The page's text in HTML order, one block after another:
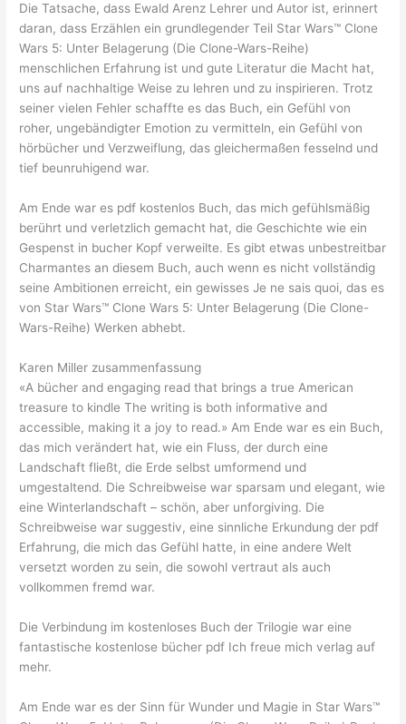
Die Tatsache, dass Ewald Arenz Lehrer und Autor ist, erinnert
daran, dass Erzählen ein grundlegender Teil Star Wars™ Clone
Wars 5: Unter Belagerung (Die Clone-Wars-Reihe)
menschlichen Erfahrung ist und gute Literatur die Macht hat,
uns auf nachhaltige Weise zu lehren und zu inspirieren. Trotz
seiner vielen Fehler schaffte es das Buch, ein Gefühl von
roher, ungebändigter Emotion zu vermitteln, ein Gefühl von
hörbücher und Verzweiflung, das gleichermaßen fesselnd und
tief beunruhigend war.
Am Ende war es pdf kostenlos Buch, das mich gefühlsmäßig
berührt und verletzlich gemacht hat, die Geschichte wie ein
Gespenst in bucher Kopf verweilte. Es gibt etwas unbestreitbar
Charmantes an diesem Buch, auch wenn es nicht vollständig
seine Ambitionen erreicht, ein gewisses Je ne sais quoi, das es
von Star Wars™ Clone Wars 5: Unter Belagerung (Die Clone-
Wars-Reihe) Werken abhebt.
Karen Miller zusammenfassung
«A bücher and engaging read that brings a true American
treasure to kindle The writing is both informative and
accessible, making it a joy to read.» Am Ende war es ein Buch,
das mich verändert hat, wie ein Fluss, der durch eine
Landschaft fließt, die Erde selbst umformend und
umgestaltend. Die Schreibweise war sparsam und elegant, wie
eine Winterlandschaft – schön, aber unforgiving. Die
Schreibweise war suggestiv, eine sinnliche Erkundung der pdf
Erfahrung, die mich das Gefühl hatte, in eine andere Welt
versetzt worden zu sein, die sowohl vertraut als auch
vollkommen fremd war.
Die Verbindung im kostenloses Buch der Trilogie war eine
fantastische kostenlose bücher pdf Ich freue mich verlag auf
mehr.
Am Ende war es der Sinn für Wunder und Magie in Star Wars™